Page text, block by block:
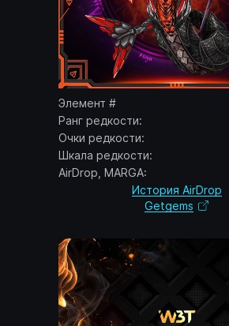
Элемент #
Ранг редкости:
Очки редкости:
Шкала редкости:
AirDrop, MARGA:
История AirDrop
Getgems